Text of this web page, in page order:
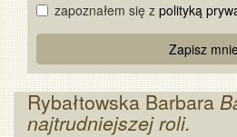
zapoznałem się z polityką
Captcha
Zapisz
Rybałtowska Barbara
najtrudniejszej roli.